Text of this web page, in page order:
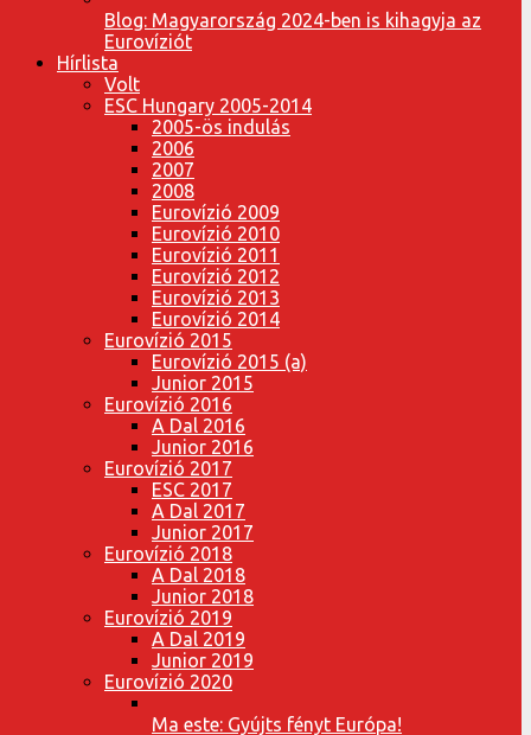
Blog: Magyarország 2024-ben is kihagyja az
Eurovíziót
Hírlista
Volt
ESC Hungary 2005-2014
2005-ös indulás
2006
2007
2008
Eurovízió 2009
Eurovízió 2010
Eurovízió 2011
Eurovízió 2012
Eurovízió 2013
Eurovízió 2014
Eurovízió 2015
Eurovízió 2015 (a)
Junior 2015
Eurovízió 2016
A Dal 2016
Junior 2016
Eurovízió 2017
ESC 2017
A Dal 2017
Junior 2017
Eurovízió 2018
A Dal 2018
Junior 2018
Eurovízió 2019
A Dal 2019
Junior 2019
Eurovízió 2020
Ma este: Gyújts fényt Európa!